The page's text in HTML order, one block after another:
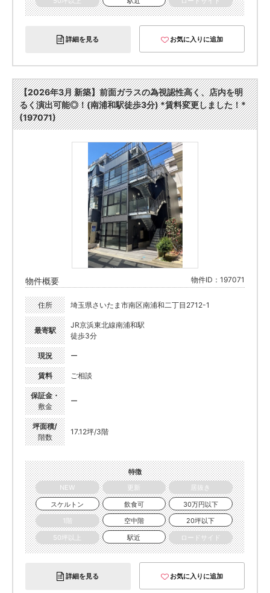
詳細を見る お気に入りに追加
【2026年3月 新築】前面ガラスの為視認性高く、店内を明
るく演出可能◎！(南浦和駅徒歩3分) *賃料変更しました！*
(197071)
物件概要 物件ID：197071
住所 埼玉県さいたま市南区南浦和二丁目2712-1
最寄駅
JR京浜東北線南浦和駅
徒歩3分
現況 ー
賃料 ご相談
保証金・
敷金
ー
坪面積/
階数
17.12坪/3階
特徴
NEW
更新
居抜き
スケルトン
飲食可
30万円以下
1階
空中階
20坪以下
50坪以上
駅近 ロードサイド
詳細を見る お気に入りに追加